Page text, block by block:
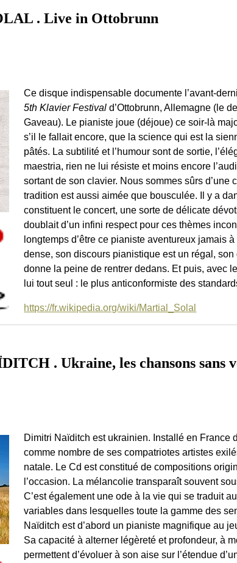
. Live in Ottobrunn
Ce disque indispensable documente l’avant-
5th Klavier Festival d’Ottobrunn, Allemagne (le
Gaveau). Le pianiste joue (déjoue) ce soir-là
s’il le fallait encore, que la science qui est la
pâtés. La subtilité et l’humour sont de sortie,
maestria, rien ne lui résiste et moins encore
sortant de son clavier. Nous sommes sûrs
tradition est aussi aimée que bousculée. Il y a
constituent le concert, une sorte de délicate
doublait d’un infini respect pour ces thèmes
longtemps d’être ce pianiste aventureux jamais
dense, son discours pianistique est un régal,
donne la peine de rentrer dedans. Et puis, avec
lui tout seul : le plus anticonformiste des
https://fr.wikipedia.org/wiki/Martial_Solal
. Ukraine, les chansons sans
Dimitri Naïditch est ukrainien. Installé en France
comme nombre de ses compatriotes artistes
natale. Le Cd est constitué de compositions
l’occasion. La mélancolie transparaît souvent
C’est également une ode à la vie qui se traduit
variables dans lesquelles toute la gamme des
Naïditch est d’abord un pianiste magnifique au
Sa capacité à alterner légèreté et profondeur, à
permettent d’évoluer à son aise sur l’étendue